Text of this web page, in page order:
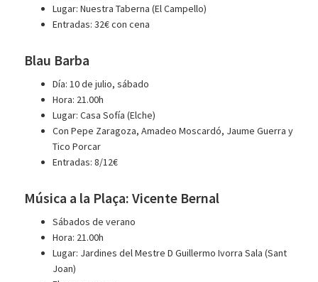
Lugar: Nuestra Taberna (El Campello)
Entradas: 32€ con cena
Blau Barba
Día: 10 de julio, sábado
Hora: 21.00h
Lugar: Casa Sofía (Elche)
Con Pepe Zaragoza, Amadeo Moscardó, Jaume Guerra y
Tico Porcar
Entradas: 8/12€
Música a la Plaça: Vicente Bernal
Sábados de verano
Hora: 21.00h
Lugar: Jardines del Mestre D Guillermo Ivorra Sala (Sant
Joan)